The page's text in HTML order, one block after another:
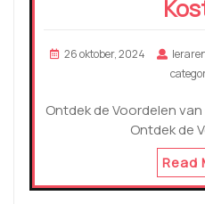
26 oktober, 2024
Ontdek de Voordelen
Ontdek de
Read